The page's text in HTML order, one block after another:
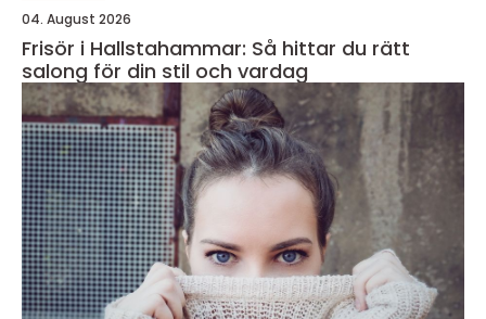
04. August 2026
Frisör i Hallstahammar: Så hittar du rätt
salong för din stil och vardag